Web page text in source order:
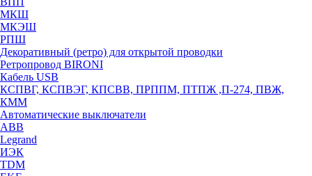
МКШ
МКЭШ
РПШ
Декоративный (ретро) для открытой проводки
Ретропровод BIRONI
Кабель USB
КСПВГ, КСПВЭГ, КПСВВ, ПРППМ, ПТПЖ ,П-274, ПВЖ,
КММ
Автоматические выключатели
ABB
Legrand
ИЭК
TDM